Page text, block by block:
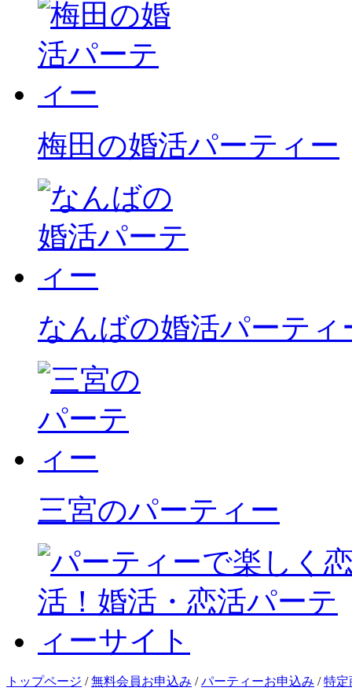
梅田の婚活パーティー
なんばの婚活パーティ
三宮のパーティー
トップページ /無料会員お申込み /パーティーお申込み /特定